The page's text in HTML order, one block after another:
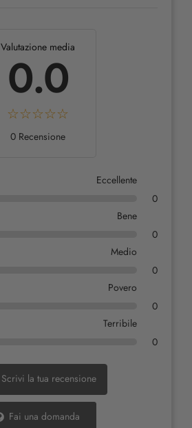
Valutazione media
0.0
0 Recensione
Eccellente
0
Bene
0
Medio
0
Povero
0
Terribile
0
Scrivi la tua recensione
Fai una domanda